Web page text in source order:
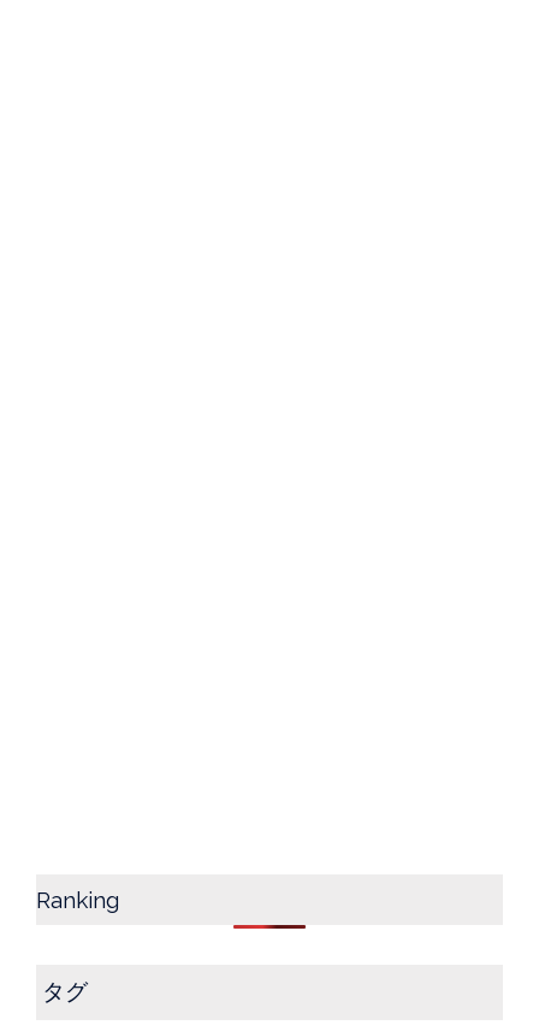
Ranking
タグ